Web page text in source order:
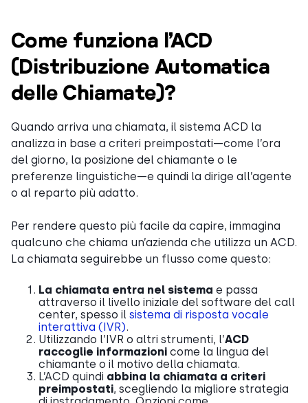
Come funziona l’ACD
(Distribuzione Automatica
delle Chiamate)?
Quando arriva una chiamata, il sistema ACD la
analizza in base a criteri preimpostati—come l’ora
del giorno, la posizione del chiamante o le
preferenze linguistiche—e quindi la dirige all’agente
o al reparto più adatto.
Per rendere questo più facile da capire, immagina
qualcuno che chiama un’azienda che utilizza un ACD.
La chiamata seguirebbe un flusso come questo:
La chiamata entra nel sistema e passa
attraverso il livello iniziale del software del call
center, spesso il sistema di risposta vocale
interattiva (IVR).
Utilizzando l’IVR o altri strumenti, l’ACD
raccoglie informazioni come la lingua del
chiamante o il motivo della chiamata.
L’ACD quindi abbina la chiamata a criteri
preimpostati, scegliendo la migliore strategia